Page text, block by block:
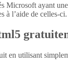
Microsoft ayant
à l’aide de celles-ci.
en utilisant